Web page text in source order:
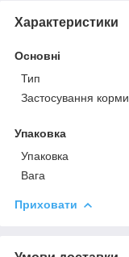
Характеристики
Основні
Тип
Застосування корми
Упаковка
Упаковка
Вага
Приховати